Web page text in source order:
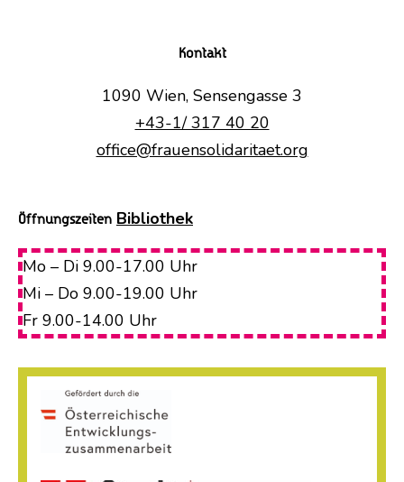
Kontakt
1090 Wien, Sensengasse 3
+43-1/ 317 40 20
office@frauensolidaritaet.org
Öffnungszeiten Bibliothek
Mo – Di 9.00-17.00 Uhr
Mi – Do 9.00-19.00 Uhr
Fr 9.00-14.00 Uhr